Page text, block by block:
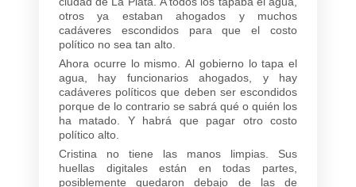
otros ya estaban ahogados y muchos
cadáveres escondidos para que el costo
político no sea tan alto.
Ahora ocurre lo mismo. Al gobierno lo tapa el
agua, hay funcionarios ahogados, y hay
cadáveres políticos que deben ser escondidos
porque de lo contrario se sabrá qué o quién los
ha matado. Y habrá que pagar otro costo
político alto.
Cristina no tiene las manos limpias. Sus
huellas digitales están en todas partes,
posiblemente quedaron debajo de las de